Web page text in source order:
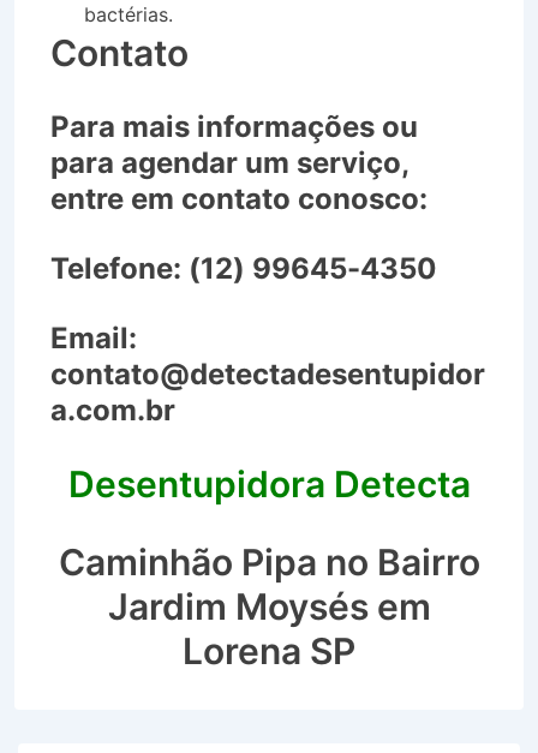
bactérias.
Contato
Para mais informações ou
para agendar um serviço,
entre em contato conosco:
Telefone: (12) 99645-4350
Email:
contato@detectadesentupidor
a.com.br
Desentupidora Detecta
Caminhão Pipa no Bairro
Jardim Moysés em
Lorena SP